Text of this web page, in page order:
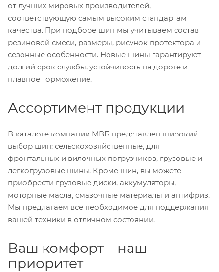
от лучших мировых производителей,
соответствующую самым высоким стандартам
качества. При подборе шин мы учитываем состав
резиновой смеси, размеры, рисунок протектора и
сезонные особенности. Новые шины гарантируют
долгий срок службы, устойчивость на дороге и
плавное торможение.
Ассортимент продукции
В каталоге компании МВБ представлен широкий
выбор шин: сельскохозяйственные, для
фронтальных и вилочных погрузчиков, грузовые и
легкогрузовые шины. Кроме шин, вы можете
приобрести грузовые диски, аккумуляторы,
моторные масла, смазочные материалы и антифриз.
Мы предлагаем все необходимое для поддержания
вашей техники в отличном состоянии.
Ваш комфорт – наш
приоритет